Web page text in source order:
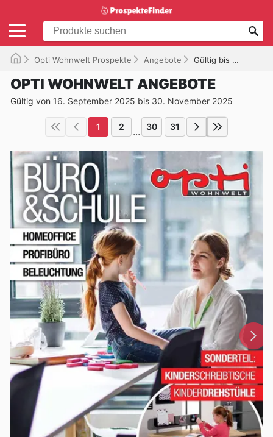
Opti Wohnwelt Prospekte Angebote Gültig bis 30.11.2025
OPTI WOHNWELT ANGEBOTE
Gültig von 16. September 2025 bis 30. November 2025
1 2 ... 30 31